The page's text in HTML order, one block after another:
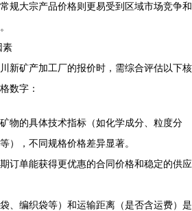
规大宗产品价格则更易受到区域市场竞争和
素
新矿产加工厂的报价时，需综合评估以下核
数字：
矿物的具体技术指标（如化学成分、粒度分
），不同规格价格差异显著。
订单能获得更优惠的合同价格和稳定的供应
、编织袋等）和运输距离（是否含运费）是